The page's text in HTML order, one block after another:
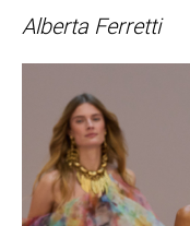
Alberta Ferretti